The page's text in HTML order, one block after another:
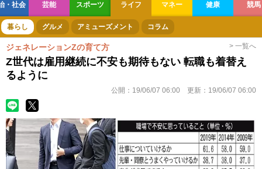
・社会 芸能 スポーツ ライフ マネー 健康 競馬
ボートレース 競輪 オートレース
暮らし グルメ アミューズメント コラム
ジェネレーションZの育て方 > 一覧へ
Z世代は雇用継続に不安も期待もない 転職も着替え
るように
公開： 19/06/07 06:00 更新： 19/06/07 06:00